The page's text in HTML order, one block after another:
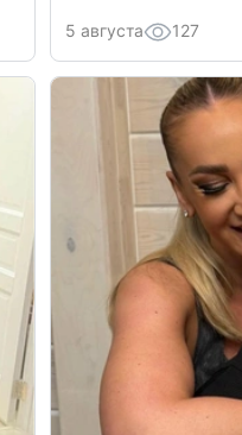
5 августа 127